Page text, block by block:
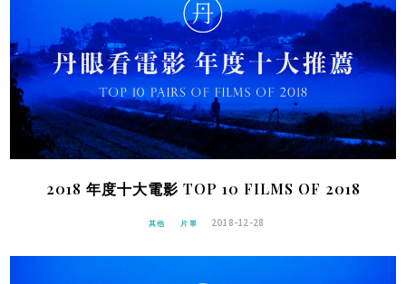
2018 年度十大電影 TOP 10 FILMS OF 2018
其他 片單 2018-12-28